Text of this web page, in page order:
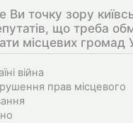
Ви точку зору
що треба
місцевих громад
війна
прав місцевого